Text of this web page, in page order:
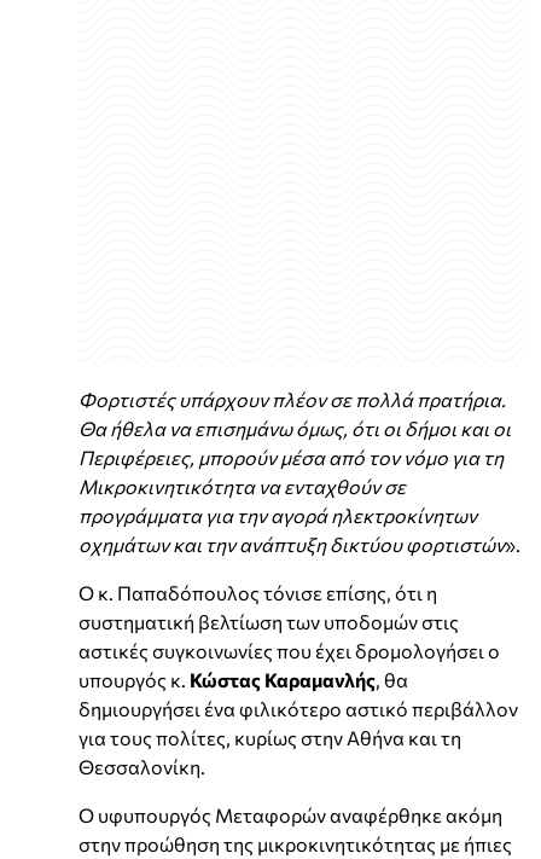
Φορτιστές υπάρχουν πλέον σε πολλά πρατήρια.
Θα ήθελα να επισημάνω όμως, ότι οι δήμοι και οι
Περιφέρειες, μπορούν μέσα από τον νόμο για τη
Μικροκινητικότητα να ενταχθούν σε
προγράμματα για την αγορά ηλεκτροκίνητων
οχημάτων και την ανάπτυξη δικτύου φορτιστών».
Ο κ. Παπαδόπουλος τόνισε επίσης, ότι η
συστηματική βελτίωση των υποδομών στις
αστικές συγκοινωνίες που έχει δρομολογήσει ο
υπουργός κ. Κώστας Καραμανλής , θα
δημιουργήσει ένα φιλικότερο αστικό περιβάλλον
για τους πολίτες, κυρίως στην Αθήνα και τη
Θεσσαλονίκη.
Ο υφυπουργός Μεταφορών αναφέρθηκε ακόμη
στην προώθηση της μικροκινητικότητας με ήπιες